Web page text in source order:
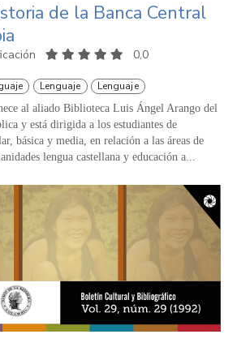
de la Banca Central
0,0
Lenguaje Lenguaje
al aliado Biblioteca Luis Ángel Arango del
y está dirigida a los estudiantes de
básica y media, en relación a las áreas de
lengua castellana y educación a...